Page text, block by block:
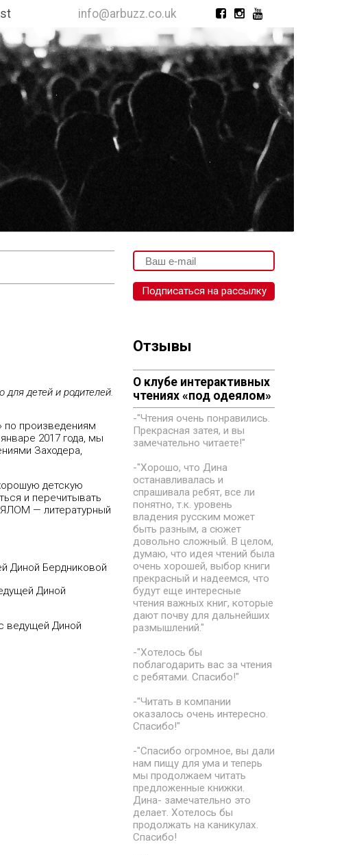
info@arbuzz.co.uk
детей и родителей.
по произведениям
2017 года, мы
Заходера,
детскую
и перечитывать
— литературный
Диной Бердниковой
Диной
ведущей Диной
Отзывы
О клубе интерактивных
чтениях «под одеялом»
-"Чтения очень понравились.
Прекрасная затея, и вы
замечательно читаете!"
-"Хорошо, что Дина
останавливалась и
спрашивала ребят, все ли
понятно, т.к. уровень
владения русским может
быть разным, а сюжет
довольно сложный. В целом,
думаю, что идея чтений была
очень хорошей, выбор книги
прекрасный и надеемся, что
будут еще интересные
чтения важных книг, которые
дают почву для дальнейших
размышлений."
-"Хотелось бы
поблагодарить вас за чтения
с ребятами. Спасибо!"
-"Читать в компании
оказалось очень интересно.
Спасибо!"
-"Спасибо огромное, вы дали
нам пищу для ума и теперь
мы продолжаем читать
предложенные книжки.
Дина- замечательно это
делает. Хотелось бы
продолжать на каникулах.
Спасибо!